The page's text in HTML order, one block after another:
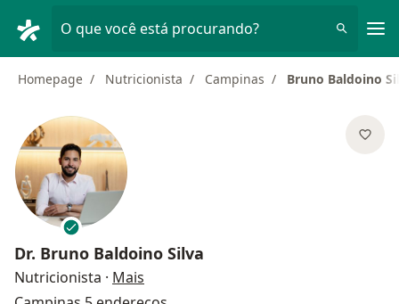
O que você está procurando?
Homepage Nutricionista Campinas Bruno Baldoino
Dr. Bruno Baldoino Silva
Nutricionista · Mais